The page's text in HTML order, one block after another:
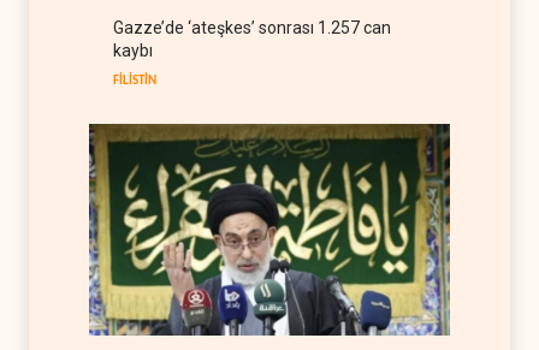
Hava gücü Trump'ın
Gazze’de ‘ateşkes’ sonrası 1.257 can
kaybı
FİLİSTİN